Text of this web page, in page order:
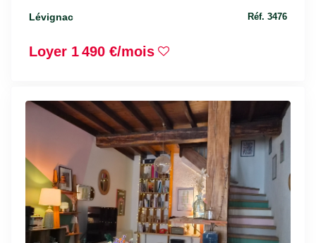
Lévignac Réf. 3476
Loyer 1 490 €/mois